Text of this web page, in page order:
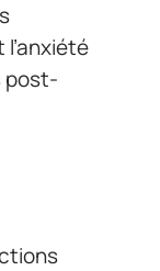
post-